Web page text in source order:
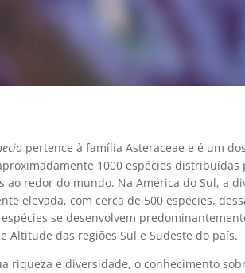
pertence à família Asteraceae e é um
1000 espécies
ao redor do mundo. Na América do Sul, a
elevada, com cerca de 500 espécies,
espécies se desenvolvem
Altitude das regiões Sul e Sudeste do país.
riqueza e diversidade, o conhecimento